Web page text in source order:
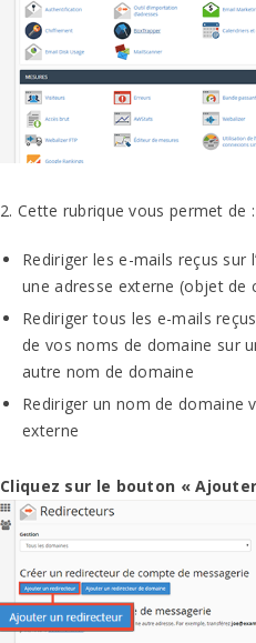
2. Cette rubrique vous permet de :
Rediriger les e-mails reçus sur
une adresse externe (objet de
Rediriger tous les e-mails
de vos noms de domaine sur
autre nom de domaine
Rediriger un nom de domaine
externe
Cliquez sur le bouton «